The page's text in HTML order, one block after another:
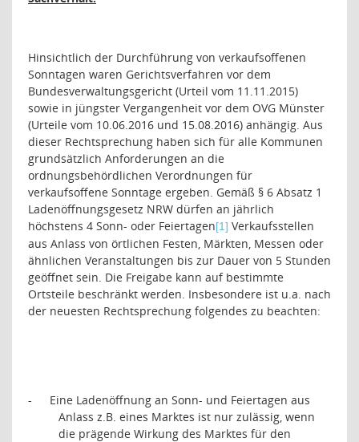
Hinsichtlich der Durchführung von verkaufsoffenen
Sonntagen waren Gerichtsverfahren vor dem
Bundesverwaltungsgericht (Urteil vom 11.11.2015)
sowie in jüngster Vergangenheit vor dem OVG Münster
(Urteile vom 10.06.2016 und 15.08.2016) anhängig. Aus
dieser Rechtsprechung haben sich für alle Kommunen
grundsätzlich Anforderungen an die
ordnungsbehördlichen Verordnungen für
verkaufsoffene Sonntage ergeben. Gemäß § 6 Absatz 1
Ladenöffnungsgesetz NRW dürfen an jährlich
höchstens 4 Sonn- oder Feiertagen[1] Verkaufsstellen
aus Anlass von örtlichen Festen, Märkten, Messen oder
ähnlichen Veranstaltungen bis zur Dauer von 5 Stunden
geöffnet sein. Die Freigabe kann auf bestimmte
Ortsteile beschränkt werden. Insbesondere ist u.a. nach
der neuesten Rechtsprechung folgendes zu beachten:
-
Eine Ladenöffnung an Sonn- und Feiertagen aus
Anlass z.B. eines Marktes ist nur zulässig, wenn
die prägende Wirkung des Marktes für den